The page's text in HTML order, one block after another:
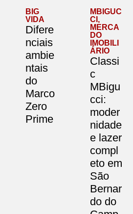
BIG
VIDA
Difere
nciais
ambie
ntais
do
Marco
Zero
Prime
MBIGUC
CI ,
MERCA
DO
IMOBILI
ÁRIO
Classi
c
MBigu
cci:
moder
nidade
e lazer
compl
eto em
São
Bernar
do do